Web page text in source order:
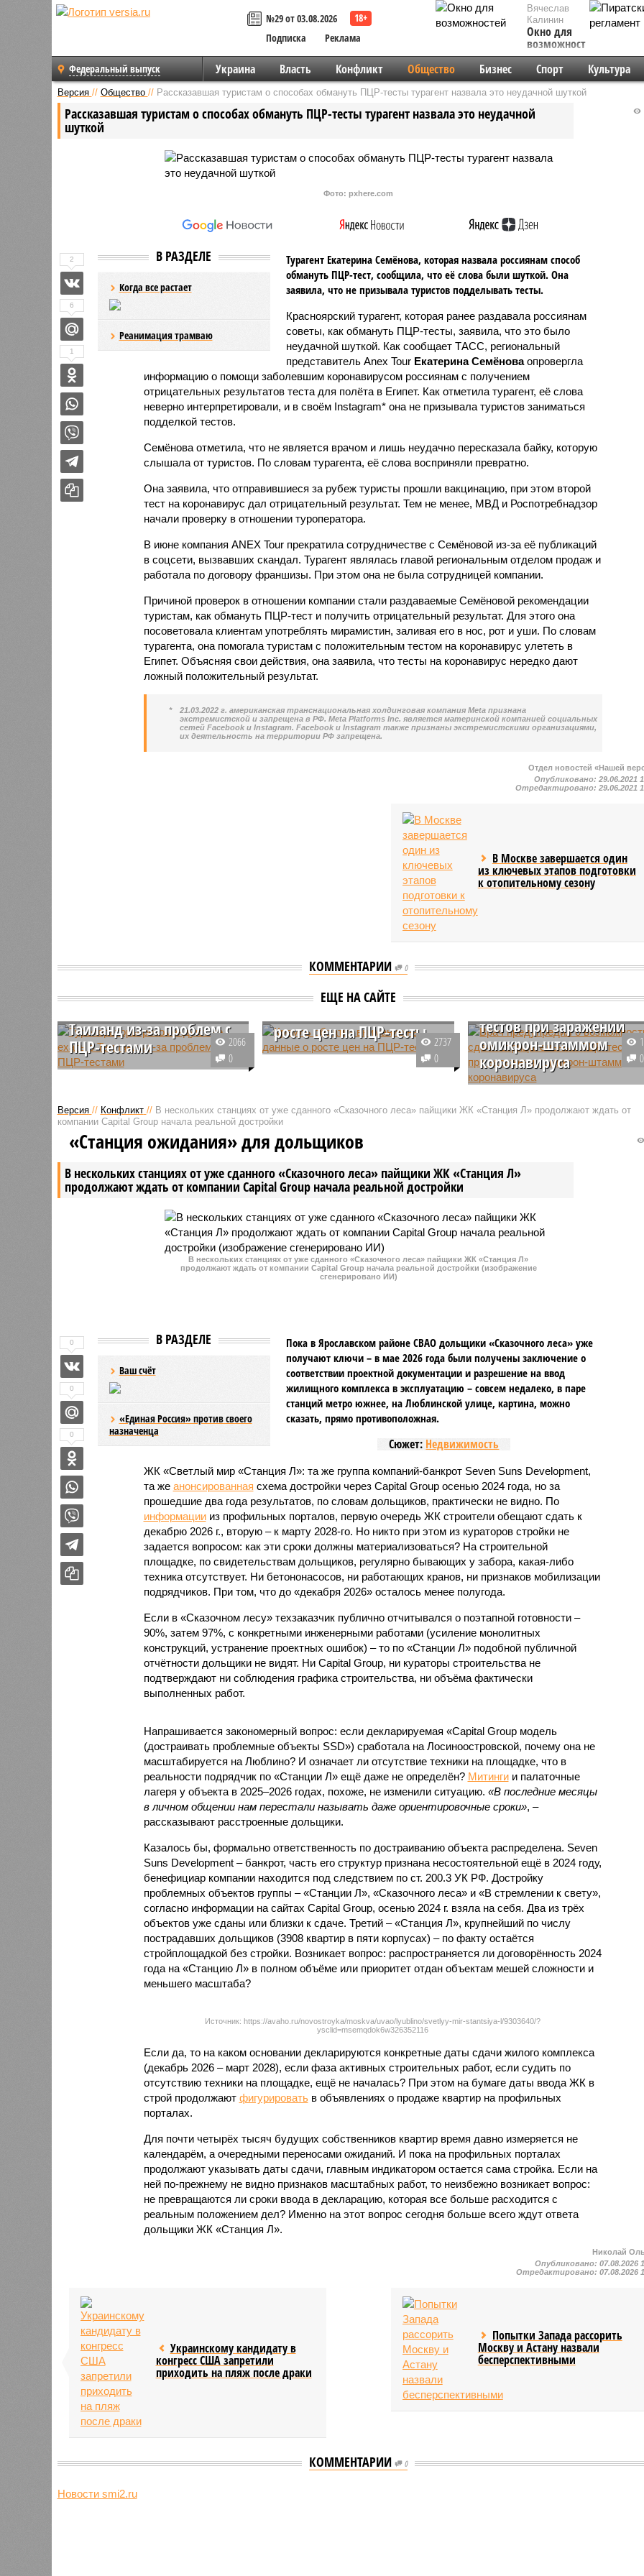
№29 от 03.08.2026
Подписка
Реклама
Вячеслав
Калинин
Окно для
возможностей
Федеральный выпуск Украина Власть Конфликт Общество Бизнес Спорт Культура
Версия // Общество // Рассказавшая туристам о способах обмануть ПЦР-тесты турагент назвала это неудачной шуткой
Рассказавшая туристам о способах обмануть ПЦР-тесты турагент назвала это неудачной
шуткой
Фото: pxhere.com
В РАЗДЕЛЕ
Когда все растает
Реанимация трамваю
Турагент Екатерина Семёнова, которая назвала россиянам способ
обмануть ПЦР-тест, сообщила, что её слова были шуткой. Она
заявила, что не призывала туристов подделывать тесты.
Красноярский турагент, которая ранее раздавала россиянам
советы, как обмануть ПЦР-тесты, заявила, что это было
неудачной шуткой. Как сообщает ТАСС, региональный
представитель Anex Tour Екатерина Семёноваопровергла
информацию о помощи заболевшим коронавирусом россиянам с получением
отрицательных результатов теста для полёта в Египет. Как отметила турагент, её слова
неверно интерпретировали, и в своём Instagram* она не призывала туристов заниматься
подделкой тестов.
Семёнова отметила, что не является врачом и лишь неудачно пересказала байку, которую
слышала от туристов. По словам турагента, её слова восприняли превратно.
Она заявила, что отправившиеся за рубеж туристы прошли вакцинацию, при этом второй
тест на коронавирус дал отрицательный результат. Тем не менее, МВД и Роспотребнадзор
начали проверку в отношении туроператора.
В июне компания ANEX Tour прекратила сотрудничестве с Семёновой из-за её публикаций
в соцсети, вызвавших скандал. Турагент являлась главой региональным отделом продаж и
работала по договору франшизы. При этом она не была сотрудницей компании.
Причиной проверок в отношении компании стали раздаваемые Семёновой рекомендации
туристам, как обмануть ПЦР-тест и получить отрицательный результат. Для этого она
посоветовала клиентам употреблять мирамистин, заливая его в нос, рот и уши. По словам
турагента, она помогала туристам с положительным тестом на коронавирус улететь в
Египет. Объясняя свои действия, она заявила, что тесты на коронавирус нередко дают
ложный положительный результат.
*
21.03.2022 г. американская транснациональная холдинговая компания Meta признана
экстремистской и запрещена в РФ. Meta Platforms Inc. является материнской компанией социальных
сетей Facebook и Instagram. Facebook и Instagram также признаны экстремистскими организациями,
их деятельность на территории РФ запрещена.
2
6
1
Отдел новостей «Нашей
Опубликовано:29.06.2021
Отредактировано:29.06.2021
В Москве завершается один
из ключевых этапов подготовки
к отопительному сезону
КОММЕНТАРИИ 0
ЕЩЕ НА САЙТЕ
Туроператоры
Таиланд из-за проблем с
ПЦР-тестами
Турагенты не советуют клиентам
положительный ПЦР-тест по
прилёте. Туристов призвали
переориентироваться на «более
2066
0
Кремль обратит
росте цен на ПЦР-тесты
Рост цен на ПЦР-тесты, а также
на лекарства, предназначенные
внимания, заявил пресс-
2737
0
Врач предупредил о
отрицательных ПЦР-
тестов при заражении
омикрон-штаммом
коронавируса
В некоторых случаях ПЦР-тест,
подозрении на заражение
оказаться отрицательным, хотя
организме человека, и у него есть
0
Версия // Конфликт // В нескольких станциях от уже сданного «Сказочного леса» пайщики ЖК «Станция Л» продолжают ждать от
компании Capital Group начала реальной достройки
В нескольких станциях от уже сданного «Сказочного леса» пайщики ЖК «Станция Л»
продолжают ждать от компании Capital Group начала реальной достройки
«Станция ожидания» для дольщиков
В нескольких станциях от уже сданного «Сказочного леса» пайщики ЖК «Станция Л»
продолжают ждать от компании Capital Group начала реальной достройки (изображение
сгенерировано ИИ)
В РАЗДЕЛЕ
Ваш счёт
«Единая Россия» против своего
назначенца
Пока в Ярославском районе СВАО дольщики «Сказочного леса» уже
получают ключи – в мае 2026 года были получены заключение о
соответствии проектной документации и разрешение на ввод
жилищного комплекса в эксплуатацию – совсем недалеко, в паре
станций метро южнее, на Люблинской улице, картина, можно
сказать, прямо противоположная.
Сюжет: Недвижимость
ЖК «Светлый мир «Станция Л»: та же группа компаний-банкрот Seven Suns Development,
та же анонсированная схема достройки через Capital Group осенью 2024 года, но за
прошедшие два года результатов, по словам дольщиков, практически не видно. По
информациииз профильных порталов, первую очередь ЖК строители обещают сдать к
декабрю 2026 г., вторую – к марту 2028-го. Но никто при этом из кураторов стройки не
задается вопросом: как эти сроки должны материализоваться? На строительной
площадке, по свидетельствам дольщиков, регулярно бывающих у забора, какая-либо
техника отсутствует. Ни бетононасосов, ни работающих кранов, ни признаков мобилизации
подрядчиков. При том, что до «декабря 2026» осталось менее полугода.
Если в «Сказочном лесу» техзаказчик публично отчитывался о поэтапной готовности –
90%, затем 97%, с конкретными инженерными работами (усиление монолитных
конструкций, устранение проектных ошибок) – то по «Станции Л» подобной публичной
отчётности дольщики не видят. Ни Capital Group, ни кураторы строительства не
подтверждают ни соблюдения графика строительства, ни объёма фактически
выполненных работ.
Напрашивается закономерный вопрос: если декларируемая «Capital Group модель
(достраивать проблемные объекты SSD») сработала на Лосиноостровской, почему она не
масштабируется на Люблино? И означает ли отсутствие техники на площадке, что в
реальности подрядчик по «Станции Л» ещё даже не определён? Митингии палаточные
лагеря у объекта в 2025–2026 годах, похоже, не изменили ситуацию. «В последние месяцы
в личном общении нам перестали называть даже ориентировочные сроки», –
рассказывают расстроенные дольщики.
Казалось бы, формально ответственность по достраиванию объекта распределена. Seven
Suns Development – банкрот, часть его структур признана несостоятельной ещё в 2024 году,
бенефициар компании находится под следствием по ст. 200.3 УК РФ. Достройку
проблемных объектов группы – «Станции Л», «Сказочного леса» и «В стремлении к свету»,
согласно информации на сайтах Capital Group, осенью 2024 г. взяла на себя. Два из трёх
объектов уже сданы или близки к сдаче. Третий – «Станция Л», крупнейший по числу
пострадавших дольщиков (3908 квартир в пяти корпусах) – по факту остаётся
стройплощадкой без стройки. Возникает вопрос: распространяется ли договорённость 2024
года на «Станцию Л» в полном объёме или приоритет отдан объектам мешей сложности и
меньшего масштаба?
Источник: https://avaho.ru/novostroyka/moskva/uvao/lyublino/svetlyy-mir-stantsiya-l/9303640/?
ysclid=msemqdok6w326352116
Если да, то на каком основании декларируются конкретные даты сдачи жилого комплекса
(декабрь 2026 – март 2028), если фаза активных строительных работ, если судить по
отсутствию техники на площадке, ещё не началась? При этом на бумаге даты ввода ЖК в
строй продолжают фигурироватьв объявлениях о продаже квартир на профильных
порталах.
Для почти четырёх тысяч будущих собственников квартир время давно измеряется не
календарём, а очередными переносами ожиданий. И пока на профильных порталах
продолжают указывать даты сдачи, главным индикатором остается сама стройка. Если на
ней по-прежнему не видно признаков масштабных работ, то неизбежно возникает вопрос:
не превращаются ли сроки ввода в декларацию, которая все больше расходится с
реальным положением дел? Именно на этот вопрос сегодня больше всего ждут ответа
дольщики ЖК «Станция Л».
0
0
0
Николай
Опубликовано:07.08.2026
Отредактировано:07.08.2026
Украинскому кандидату в
конгресс США запретили
приходить на пляж после драки
Попытки Запада рассорить
Москву и Астану назвали
бесперспективными
КОММЕНТАРИИ 0
Новости smi2.ru